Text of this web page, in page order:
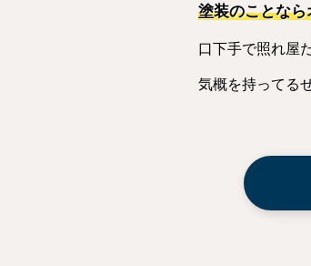
塗装のことな
口下手で照れ屋
気概を持ってる